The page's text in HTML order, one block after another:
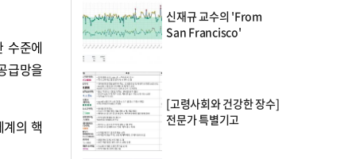
수준에
급망을
의 핵
신재규 교수의 'From
San Francisco'
[고령사회와 건강한 장수]
전문가 특별기고